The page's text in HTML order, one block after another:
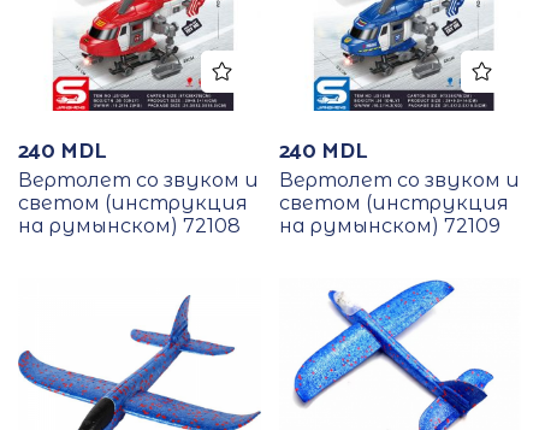
240 MDL
Вертолет со звуком и
светом (инструкция
на румынском) 72108
240 MDL
Вертолет со звуком и
светом (инструкция
на румынском) 72109